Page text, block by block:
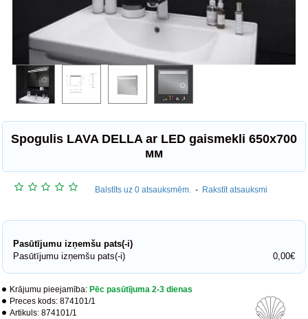
Spogulis LAVA DELLA ar LED gaismekli 650x700
мм
Krājumu pieejamība: Pēc pasūtījuma 2-3 dienas
Preces kods: 874101/1
Artikuls: 874101/1
Balstīts uz 0 atsauksmēm. - Rakstīt atsauksmi
Pasūtījumu izņemšu pats(-i)
Pasūtījumu izņemšu pats(-i)
0,00€